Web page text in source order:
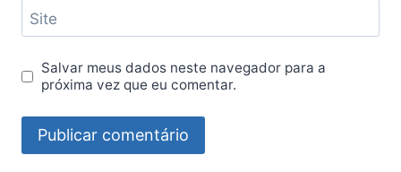
Site
Salvar meus dados neste navegador para a
próxima vez que eu comentar.